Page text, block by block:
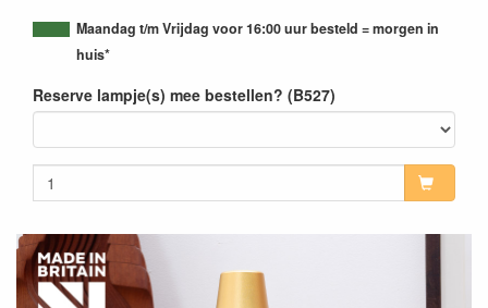
Maandag t/m Vrijdag voor 16:00 uur besteld = morgen in
huis*
Reserve lampje(s) mee bestellen? (B527)